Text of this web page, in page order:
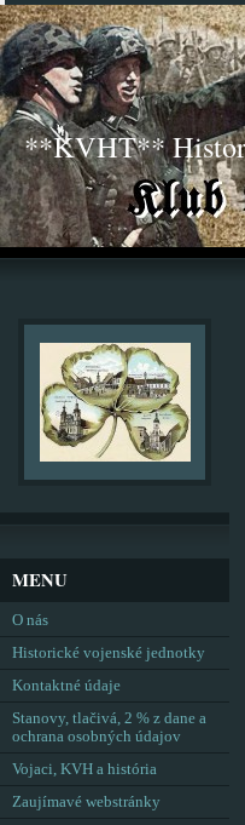
**KVHT**
MENU
O nás
Historické vojenské jednotky
Kontaktné údaje
Stanovy, tlačivá, 2 % z dane a
ochrana osobných údajov
Vojaci, KVH a história
Zaujímavé webstránky